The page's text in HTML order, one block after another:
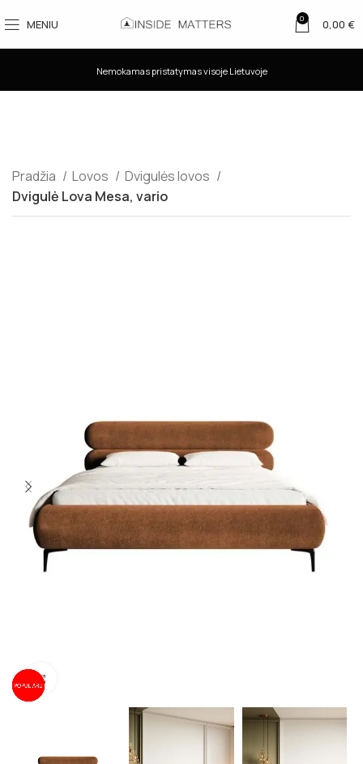
MENIU 0 0,00 €
Nemokamas pristatymas visoje Lietuvoje
Pradžia Lovos
Dvigulės lovos
Dvigulė Lova Mesa, vario